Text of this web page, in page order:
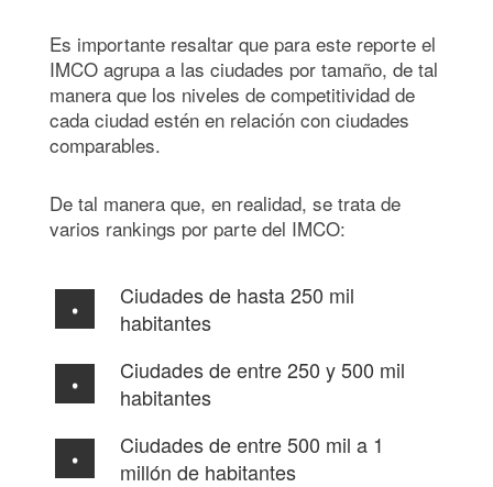
Es importante resaltar que para este reporte el
IMCO agrupa a las ciudades por tamaño, de tal
manera que los niveles de competitividad de
cada ciudad estén en relación con ciudades
comparables.
De tal manera que, en realidad, se trata de
varios rankings por parte del IMCO:
Ciudades de hasta 250 mil
habitantes
Ciudades de entre 250 y 500 mil
habitantes
Ciudades de entre 500 mil a 1
millón de habitantes